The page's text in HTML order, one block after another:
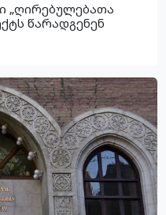
„ღირებულებათა
წარადგენენ